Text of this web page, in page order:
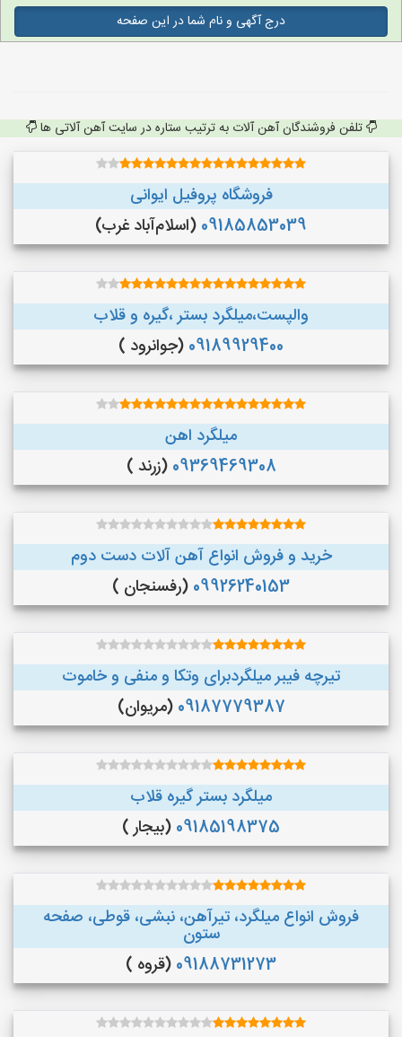
درج آگهی و نام شما در این صفحه
تلفن فروشندگان آهن آلات به ترتیب ستاره در سایت آهن آلاتی ها
فروشگاه پروفیل ایوانی
09185853039 (اسلام‌آباد غرب)
والپست،میلگرد بستر ،گیره و قلاب
09189929400 (جوانرود )
میلگرد اهن
09369469308 (زرند )
خرید و فروش انواع آهن آلات دست دوم
09926240153 (رفسنجان )
تیرچه فیبر میلگردبرای وتکا و منفی و خاموت
09187779387 (مریوان)
میلگرد بستر گیره قلاب
09185198375 (بیجار )
فروش انواع میلگرد، تیرآهن، نبشی، قوطی، صفحه
ستون
09188731273 (قروه )